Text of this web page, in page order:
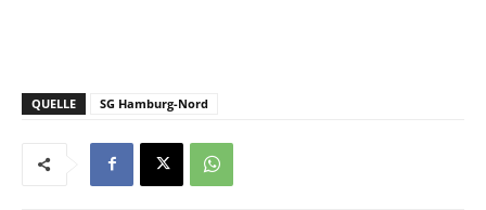
QUELLE SG Hamburg-Nord